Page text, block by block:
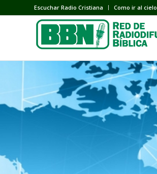
Escuchar Radio Cristiana Como ir al cielo